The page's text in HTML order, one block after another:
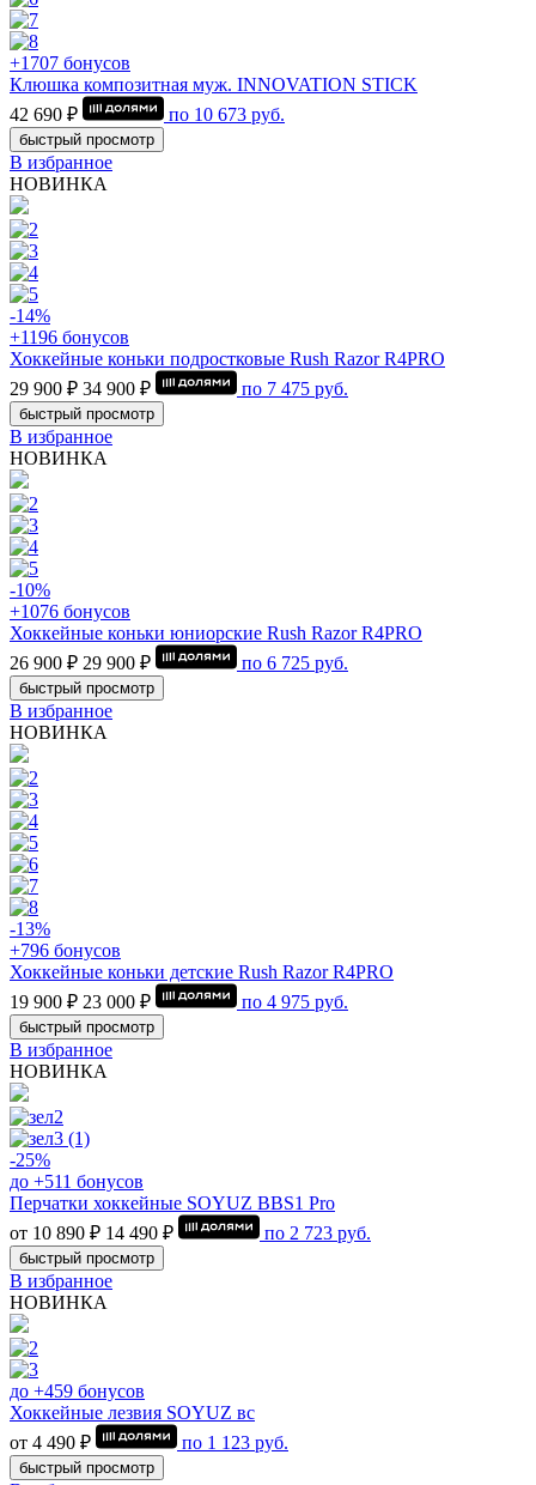
+1707 бонусов
Клюшка композитная муж. INNOVATION STICK
42 690 ₽
по 10 673 руб.
быстрый просмотр
В избранное
НОВИНКА
-14%
+1196 бонусов
Хоккейные коньки подростковые Rush Razor R4PRO
29 900 ₽ 34 900 ₽ по 7 475 руб.
быстрый просмотр
В избранное
НОВИНКА
-10%
+1076 бонусов
Хоккейные коньки юниорские Rush Razor R4PRO
26 900 ₽ 29 900 ₽ по 6 725 руб.
быстрый просмотр
В избранное
НОВИНКА
-13%
+796 бонусов
Хоккейные коньки детские Rush Razor R4PRO
19 900 ₽ 23 000 ₽ по 4 975 руб.
быстрый просмотр
В избранное
НОВИНКА
-25%
до +511 бонусов
Перчатки хоккейные SOYUZ BBS1 Pro
от 10 890 ₽ 14 490 ₽ по 2 723 руб.
быстрый просмотр
В избранное
НОВИНКА
до +459 бонусов
Хоккейные лезвия SOYUZ вс
от 4 490 ₽
по 1 123 руб.
быстрый просмотр